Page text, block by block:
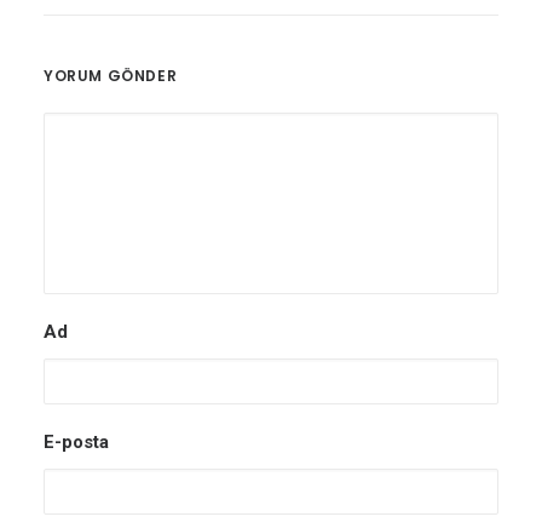
YORUM GÖNDER
Ad
E-posta